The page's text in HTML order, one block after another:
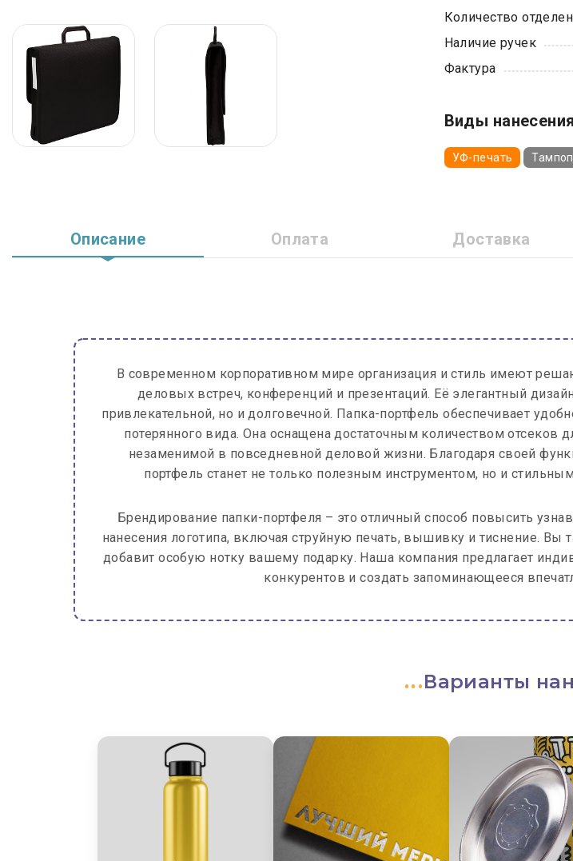
Количество
Наличие ручек
Фактура
Виды нанесения
УФ-печать
Описание Оплата Доставка
В современном корпоративном мире организация и стиль имеют
деловых встреч, конференций и презентаций. Её элегантный
привлекательной, но и долговечной. Папка-портфель обеспечивает
потерянного вида. Она оснащена достаточным количеством отсеков
незаменимой в повседневной деловой жизни. Благодаря своей
портфель станет не только полезным инструментом, но и
Брендирование папки-портфеля – это отличный способ повысить
нанесения логотипа, включая струйную печать, вышивку и тиснение.
добавит особую нотку вашему подарку. Наша компания предлагает
конкурентов и создать запоминающееся
Варианты